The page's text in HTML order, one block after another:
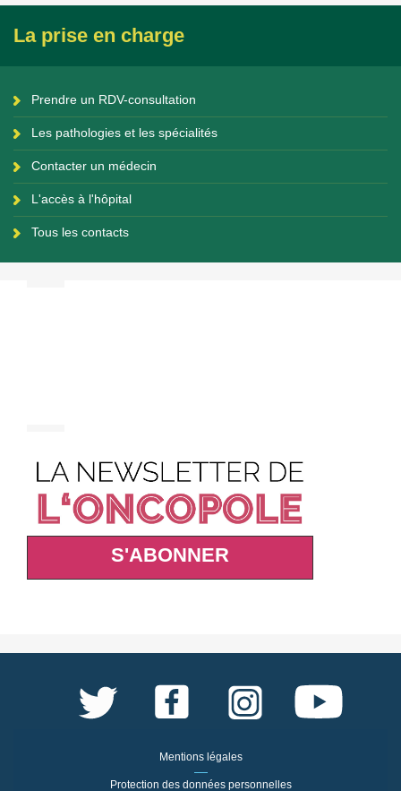
La prise en charge
Prendre un RDV-consultation
Les pathologies et les spécialités
Contacter un médecin
L'accès à l'hôpital
Tous les contacts
S'ABONNER
Mentions légales
Protection des données personnelles